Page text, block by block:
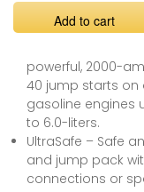
Add to cart
powerful, 2000-
40 jump starts on
gasoline engines
to 6.0-liters.
UltraSafe – Safe
and jump pack
connections or